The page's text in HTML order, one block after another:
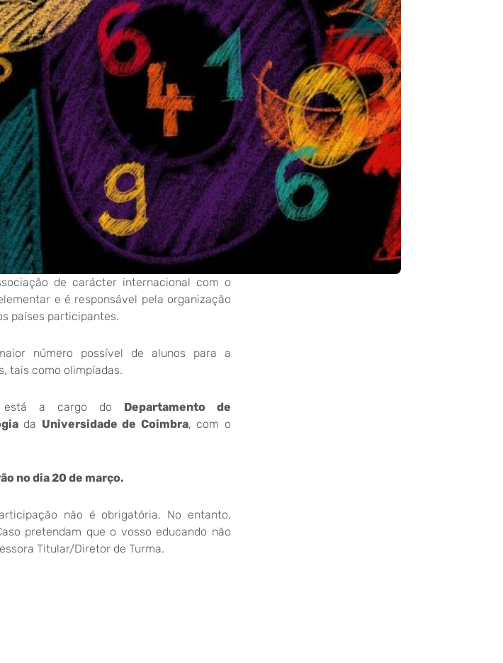
de carácter internacional com o
e é responsável pela organização
países participantes.
número possível de alunos para a
tais como olimpíadas.
está a cargo do Departamento de
da Universidade de Coimbra, com o
no dia 20 de março.
não é obrigatória. No entanto,
pretendam que o vosso educando não
Titular/Diretor de Turma.